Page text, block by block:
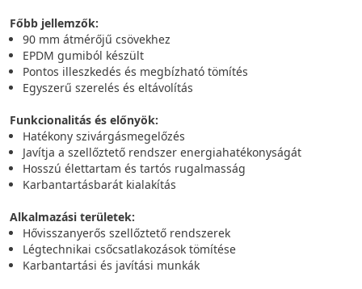
Főbb jellemzők:
90 mm átmérőjű csövekhez
EPDM gumiból készült
Pontos illeszkedés és megbízható tömítés
Egyszerű szerelés és eltávolítás
Funkcionalitás és előnyök:
Hatékony szivárgásmegelőzés
Javítja a szellőztető rendszer energiahatékonyságát
Hosszú élettartam és tartós rugalmasság
Karbantartásbarát kialakítás
Alkalmazási területek:
Hővisszanyerős szellőztető rendszerek
Légtechnikai csőcsatlakozások tömítése
Karbantartási és javítási munkák